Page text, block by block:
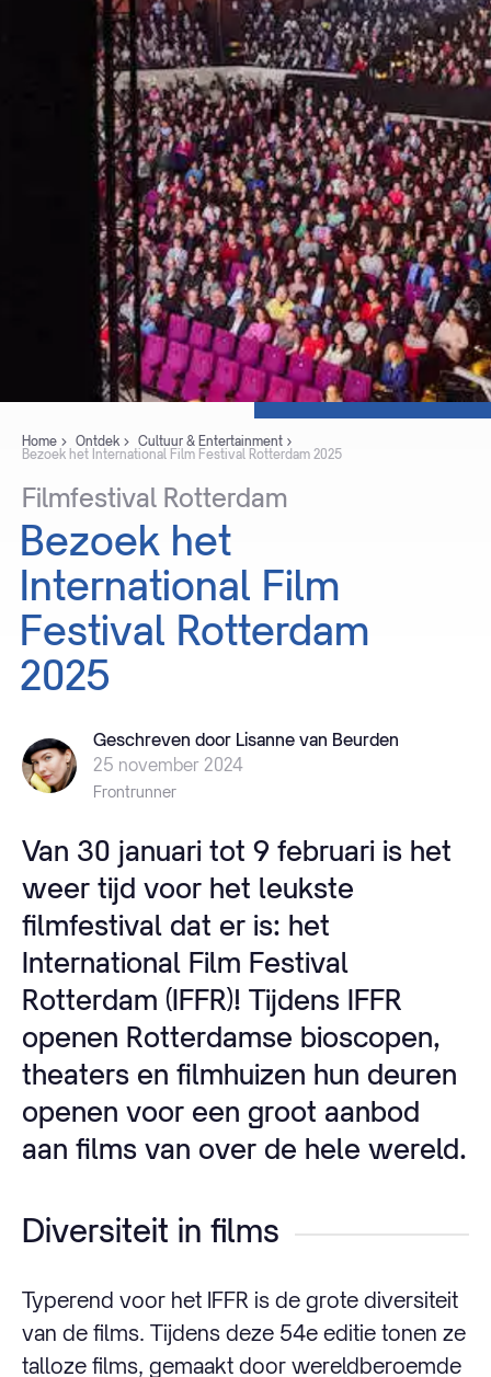
Home Ontdek
Cultuur & Entertainment
Bezoek het International Film Festival Rotterdam 2025
Filmfestival Rotterdam
Bezoek het
International Film
Festival Rotterdam
2025
Geschreven door Lisanne van Beurden
25 november 2024
Frontrunner
Van 30 januari tot 9 februari is het
weer tijd voor het leukste
filmfestival dat er is: het
International Film Festival
Rotterdam (IFFR)! Tijdens IFFR
openen Rotterdamse bioscopen,
theaters en filmhuizen hun deuren
openen voor een groot aanbod
aan films van over de hele wereld.
Diversiteit in films
Typerend voor het IFFR is de grote diversiteit
van de films. Tijdens deze 54e editie tonen ze
talloze films, gemaakt door wereldberoemde